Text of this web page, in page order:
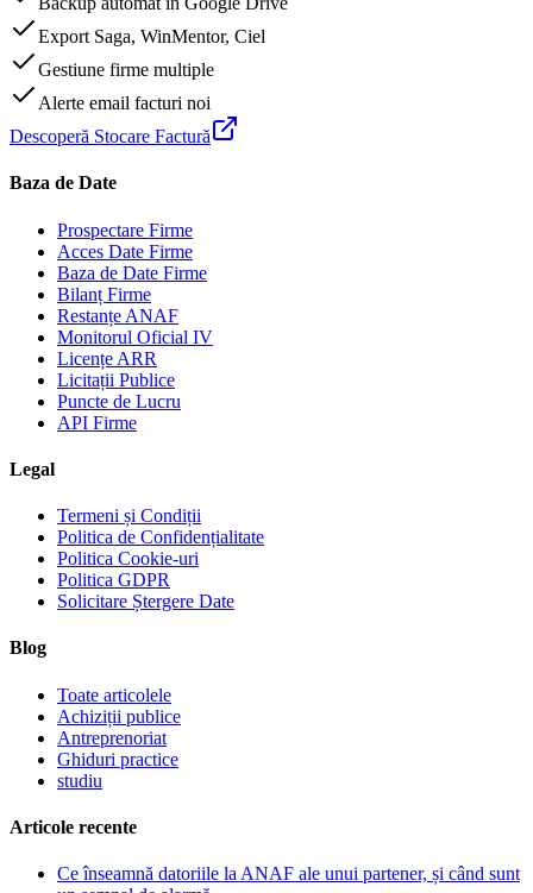
Export Saga, WinMentor, Ciel
Gestiune firme multiple
Alerte email facturi noi
Descoperă Stocare Factură
Baza de Date
Prospectare Firme
Acces Date Firme
Baza de Date Firme
Bilanț Firme
Restanțe ANAF
Monitorul Oficial IV
Licențe ARR
Licitații Publice
Puncte de Lucru
API Firme
Legal
Termeni și Condiții
Politica de Confidențialitate
Politica Cookie-uri
Politica GDPR
Solicitare Ștergere Date
Blog
Toate articolele
Achiziții publice
Antreprenoriat
Ghiduri practice
studiu
Articole recente
Ce înseamnă datoriile la ANAF ale unui partener, și când sunt